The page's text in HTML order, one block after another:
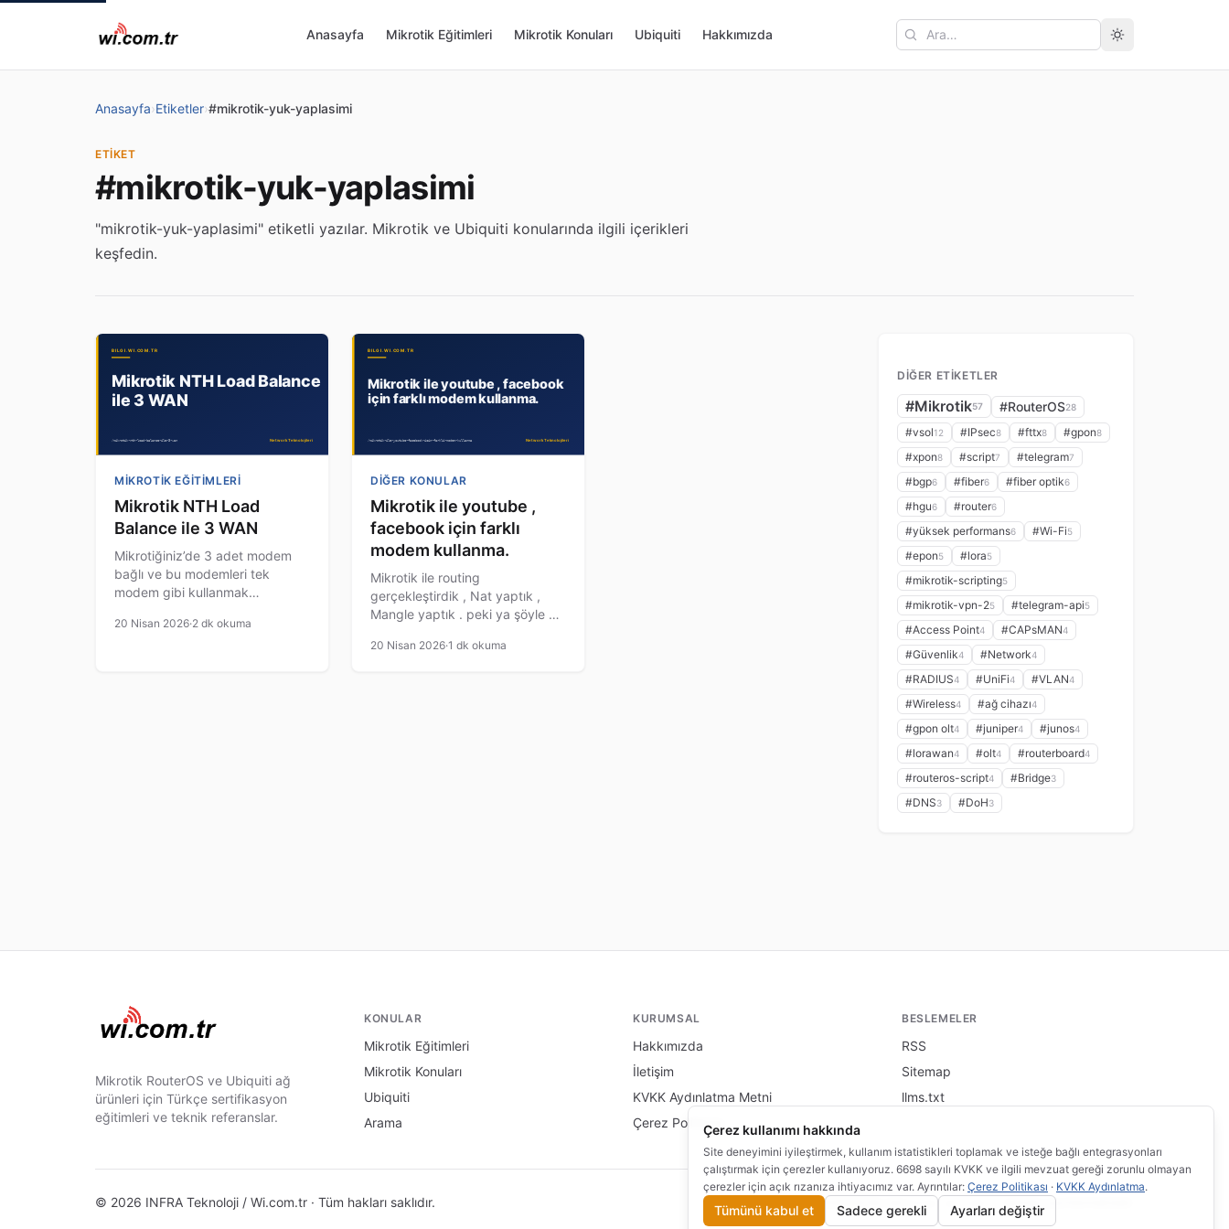
Anasayfa Mikrotik Eğitimleri Mikrotik Konuları Ubiquiti Hakkımızda
Ara
Anasayfa›Etiketler›#mikrotik-yuk-yaplasimi
ETIKET
#mikrotik-yuk-yaplasimi
"mikrotik-yuk-yaplasimi" etiketli yazılar. Mikrotik ve Ubiquiti konularında ilgili içerikleri
keşfedin.
MIKROTIK EĞITIMLERI
Mikrotik NTH Load
Balance ile 3 WAN
Mikrotiğiniz’de 3 adet modem
bağlı ve bu modemleri tek
modem gibi kullanmak
kullanıcılara dağıtmak
20 Nisan 2026·2 dk okuma
DIĞER KONULAR
Mikrotik ile youtube ,
facebook için farklı
modem kullanma.
Mikrotik ile routing
gerçekleştirdik , Nat yaptık ,
Mangle yaptık . peki ya şöyle bir
oluşturabiliriz. ; bu konuda
20 Nisan 2026·1 dk okuma
DIĞER ETIKETLER
#Mikrotik57 #RouterOS28
#vsol12 #IPsec8 #fttx8 #gpon8
#xpon8 #script7 #telegram7
#bgp6 #fiber6 #fiber optik6
#hgu6 #router6
#yüksek performans6 #Wi-Fi5
#epon5 #lora5
#mikrotik-scripting5
#mikrotik-vpn-25 #telegram-api5
#Access Point4 #CAPsMAN4
#Güvenlik4 #Network4
#RADIUS4 #UniFi4 #VLAN4
#Wireless4 #ağ cihazı4
#gpon olt4 #juniper4 #junos4
#lorawan4 #olt4 #routerboard4
#routeros-script4 #Bridge3
#DNS3 #DoH3
Mikrotik RouterOS ve Ubiquiti ağ
ürünleri için Türkçe sertifikasyon
eğitimleri ve teknik referanslar.
KONULAR
Mikrotik Eğitimleri
Mikrotik Konuları
Ubiquiti
Arama
KURUMSAL
Hakkımızda
İletişim
KVKK Aydınlatma Metni
Çerez Politikası
BESLEMELER
RSS
Sitemap
llms.txt
© 2026 INFRA Teknoloji / Wi.com.tr · Tüm hakları saklıdır. Çerez Tercihlerim bilgi.wi.com.tr altında yayınlanmaktadır.
Çerez kullanımı hakkında
Site deneyimini iyileştirmek, kullanım istatistikleri toplamak ve isteğe bağlı entegrasyonları
çalıştırmak için çerezler kullanıyoruz. 6698 sayılı KVKK ve ilgili mevzuat gereği zorunlu olmayan
çerezler için açık rızanıza ihtiyacımız var. Ayrıntılar: Çerez Politikası · KVKK Aydınlatma.
Tümünü kabul et Sadece gerekli Ayarları değiştir